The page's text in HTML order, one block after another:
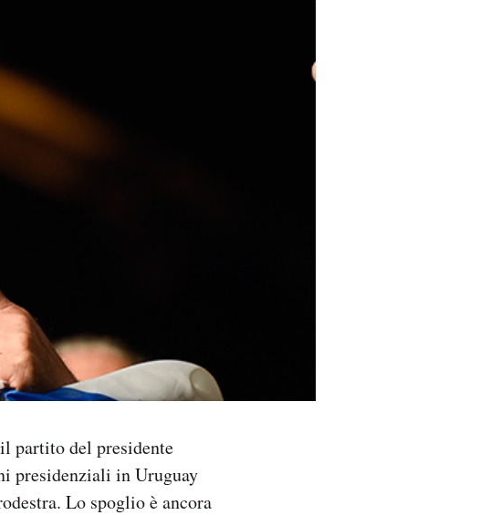
partito del presidente
presidenziali in Uruguay
Lo spoglio è ancora